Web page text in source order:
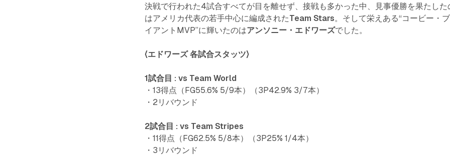
決戦で行われた4試合すべてが目を離せず、接戦も多かった中、見事優勝を果たした
はアメリカ代表の若手中心に編成されたTeam Stars。そして栄えある“コービー・
イアントMVP”に輝いたのはアンソニー・エドワーズでした。
〈エドワーズ 各試合スタッツ〉
1試合目 : vs Team World
・13得点（FG55.6% 5/9本）（3P42.9% 3/7本）
・2リバウンド
2試合目 : vs Team Stripes
・11得点（FG62.5% 5/8本）（3P25% 1/4本）
・3リバウンド